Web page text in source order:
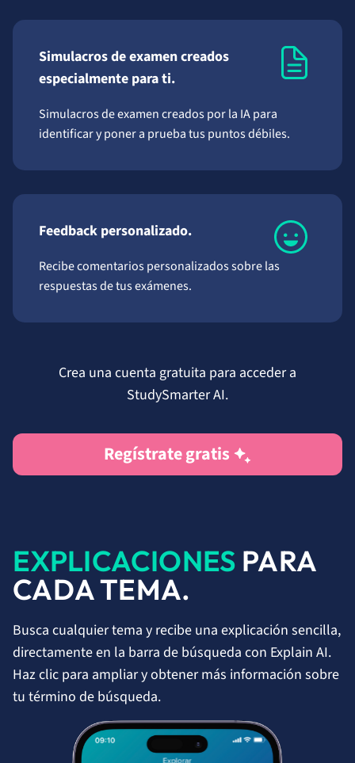
Simulacros de examen creados
especialmente para ti.
Simulacros de examen creados por la IA para
identificar y poner a prueba tus puntos débiles.
Feedback personalizado.
Recibe comentarios personalizados sobre las
respuestas de tus exámenes.
Regístrate gratis
Crea una cuenta gratuita para acceder a
StudySmarter AI.
EXPLICACIONES PARA
CADA TEMA.
Busca cualquier tema y recibe una explicación sencilla,
directamente en la barra de búsqueda con Explain AI.
Haz clic para ampliar y obtener más información sobre
tu término de búsqueda.